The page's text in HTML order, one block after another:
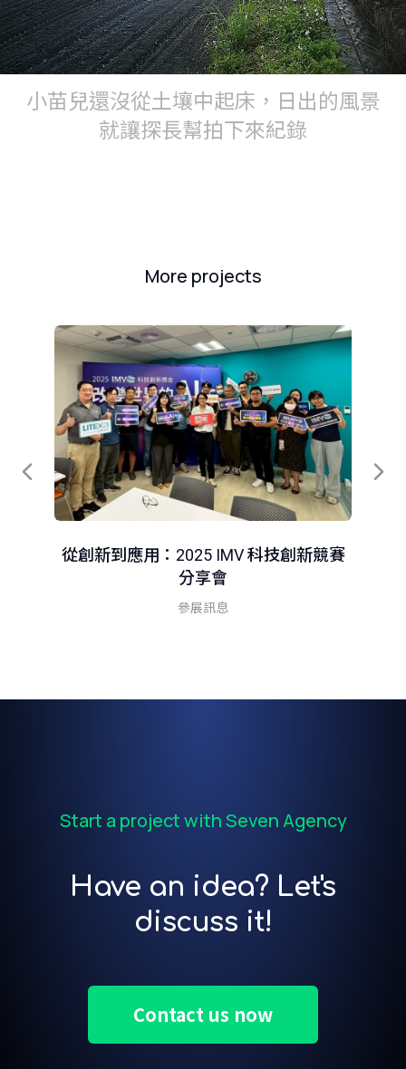
小苗兒還沒從土壤中起床，日出的風景
就讓探長幫拍下來紀錄
More projects
從創新到應用：2025 IMV 科技創新競賽
分享會
參展訊息
Start a project with Seven Agency
Have an idea? Let's
discuss it!
Contact us now